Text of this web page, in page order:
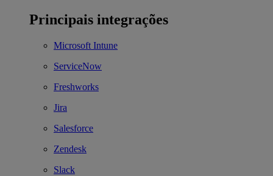
Principais integrações
Microsoft Intune
ServiceNow
Freshworks
Jira
Salesforce
Zendesk
Slack